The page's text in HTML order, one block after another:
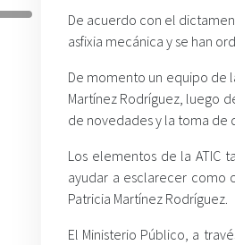
De acuerdo con el
asfixia mecánica y se han
De momento un equipo de
Martínez Rodríguez, luego
de novedades y la toma de
Los elementos de la ATIC
ayudar a esclarecer como
Patricia Martínez Rodríguez.
El Ministerio Público, a